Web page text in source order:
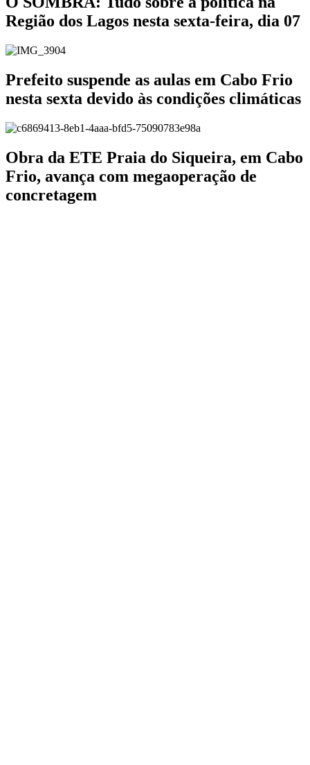
Região dos Lagos nesta sexta-feira, dia 07
Prefeito suspende as aulas em Cabo Frio
nesta sexta devido às condições climáticas
Obra da ETE Praia do Siqueira, em Cabo
Frio, avança com megaoperação de
concretagem